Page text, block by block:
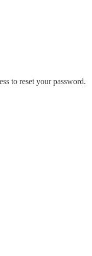
to reset your password.